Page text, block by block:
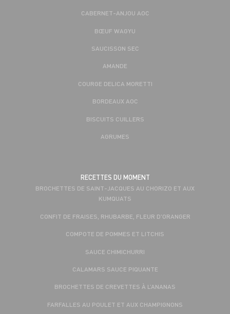
CABERNET-ANJOU AOC
BŒUF WAGYU
SAUCISSON SEC
AMANDE
COURGE DELICA MORETTI
BORDEAUX AOC
BISCUITS CUILLERS
AGRUMES
RECETTES DU MOMENT
BROCHETTES DE SAINT-JACQUES AU CHORIZO ET AUX
KUMQUATS
CONFIT DE FRAISES, RHUBARBE, FLEUR D'ORANGER
COMPOTE DE POMMES ET LITCHIS
SAUCE CHIMICHURRI
CALAMARS SAUCE PIQUANTE
BROCHETTES DE CREVETTES À L’ANANAS
FARFALLES AU POULET ET AUX CHAMPIGNONS